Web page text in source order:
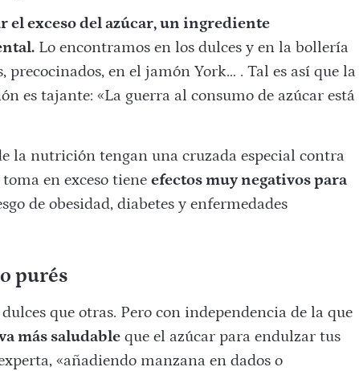
el exceso del azúcar, un ingrediente
Lo encontramos en los dulces y en la bollería
en el jamón York… . Tal es así que la
es tajante: «La guerra al consumo de azúcar está
la nutrición tengan una cruzada especial contra
en exceso tiene efectos muy negativos para
de obesidad, diabetes y enfermedades
purés
que otras. Pero con independencia de la que
más saludableque el azúcar para endulzar tus
«añadiendo manzana en dados o